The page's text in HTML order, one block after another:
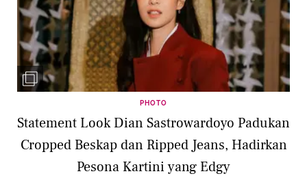
PHOTO
Statement Look Dian Sastrowardoyo Padukan
Cropped Beskap dan Ripped Jeans, Hadirkan
Pesona Kartini yang Edgy